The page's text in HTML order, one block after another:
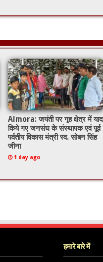
Almora: जयंती पर गृह क्षेत्र में याद
किये गए जनसंघ के संस्थापक एवं पूर्व
पर्वतीय विकास मंत्री स्व. सोबन सिंह
जीना
1 day ago
हमारे बारे में